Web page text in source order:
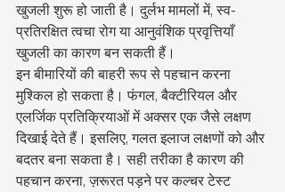
खुजली शुरू हो जाती है। दुर्लभ मामलों में, स्व-
प्रतिरक्षित त्वचा रोग या आनुवंशिक प्रवृत्तियाँ
खुजली का कारण बन सकती हैं।
इन बीमारियों की बाहरी रूप से पहचान करना
मुश्किल हो सकता है। फंगल, बैक्टीरियल और
एलर्जिक प्रतिक्रियाओं में अक्सर एक जैसे लक्षण
दिखाई देते हैं। इसलिए, गलत इलाज लक्षणों को और
बदतर बना सकता है। सही तरीका है कारण की
पहचान करना, ज़रूरत पड़ने पर कल्चर टेस्ट